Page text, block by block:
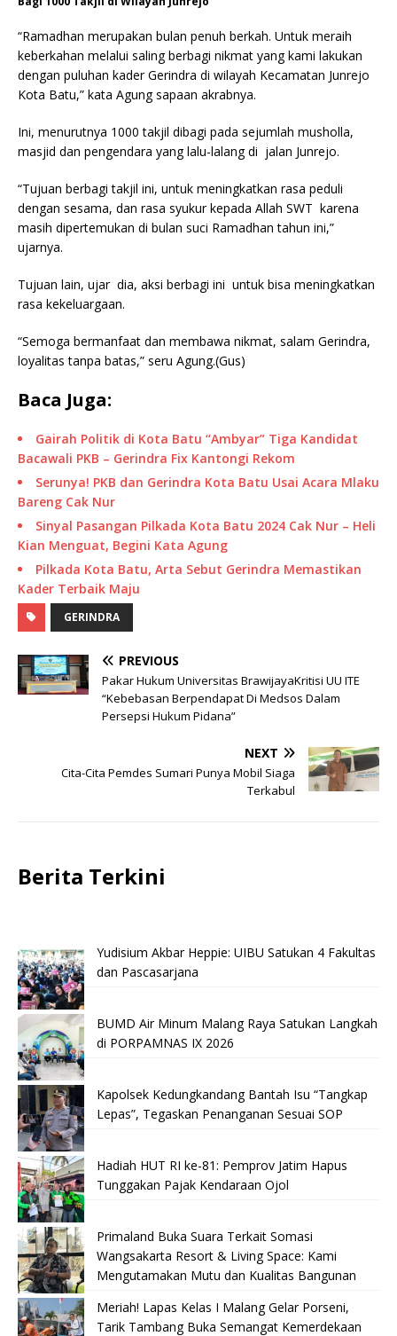
“Ramadhan merupakan bulan penuh berkah. Untuk meraih
keberkahan melalui saling berbagi nikmat yang kami lakukan
dengan puluhan kader Gerindra di wilayah Kecamatan Junrejo
Kota Batu,” kata Agung sapaan akrabnya.
Ini, menurutnya 1000 takjil dibagi pada sejumlah musholla,
masjid dan pengendara yang lalu-lalang di jalan Junrejo.
“Tujuan berbagi takjil ini, untuk meningkatkan rasa peduli
dengan sesama, dan rasa syukur kepada Allah SWT karena
masih dipertemukan di bulan suci Ramadhan tahun ini,”
ujarnya.
Tujuan lain, ujar dia, aksi berbagi ini untuk bisa meningkatkan
rasa kekeluargaan.
“Semoga bermanfaat dan membawa nikmat, salam Gerindra,
loyalitas tanpa batas,” seru Agung.(Gus)
Baca Juga:
Gairah Politik di Kota Batu “Ambyar” Tiga Kandidat
Bacawali PKB – Gerindra Fix Kantongi Rekom
Serunya! PKB dan Gerindra Kota Batu Usai Acara Mlaku
Bareng Cak Nur
Sinyal Pasangan Pilkada Kota Batu 2024 Cak Nur – Heli
Kian Menguat, Begini Kata Agung
Pilkada Kota Batu, Arta Sebut Gerindra Memastikan
Kader Terbaik Maju
GERINDRA
PREVIOUS
Pakar Hukum Universitas BrawijayaKritisi UU ITE
“Kebebasan Berpendapat Di Medsos Dalam
Persepsi Hukum Pidana”
NEXT
Cita-Cita Pemdes Sumari Punya Mobil Siaga
Terkabul
Berita Terkini
Yudisium Akbar Heppie: UIBU Satukan 4 Fakultas
dan Pascasarjana
BUMD Air Minum Malang Raya Satukan Langkah
di PORPAMNAS IX 2026
Kapolsek Kedungkandang Bantah Isu “Tangkap
Lepas”, Tegaskan Penanganan Sesuai SOP
Hadiah HUT RI ke-81: Pemprov Jatim Hapus
Tunggakan Pajak Kendaraan Ojol
Primaland Buka Suara Terkait Somasi
Wangsakarta Resort & Living Space: Kami
Mengutamakan Mutu dan Kualitas Bangunan
Meriah! Lapas Kelas I Malang Gelar Porseni,
Tarik Tambang Buka Semangat Kemerdekaan